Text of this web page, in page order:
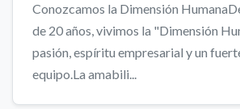
Conozcamos la Dimensión
de 20 años, vivimos la "Dimensión
pasión, espíritu empresarial y un
equipo.La amabili...